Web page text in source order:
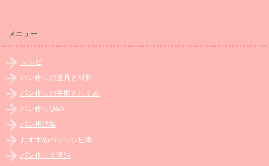
メニュー
レシピ
パン作りの道具と材料
パン作りの手順としくみ
パン作りQ&A
パン用語集
おすすめパンレシピ本
パン作り上達法